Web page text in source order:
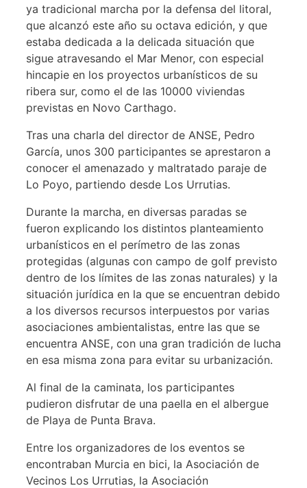
ya tradicional marcha por la defensa del litoral,
que alcanzó este año su octava edición, y que
estaba dedicada a la delicada situación que
sigue atravesando el Mar Menor, con especial
hincapie en los proyectos urbanísticos de su
ribera sur, como el de las 10000 viviendas
previstas en Novo Carthago.
Tras una charla del director de ANSE, Pedro
García, unos 300 participantes se aprestaron a
conocer el amenazado y maltratado paraje de
Lo Poyo, partiendo desde Los Urrutias.
Durante la marcha, en diversas paradas se
fueron explicando los distintos planteamiento
urbanísticos en el perímetro de las zonas
protegidas (algunas con campo de golf previsto
dentro de los límites de las zonas naturales) y la
situación jurídica en la que se encuentran debido
a los diversos recursos interpuestos por varias
asociaciones ambientalistas, entre las que se
encuentra ANSE, con una gran tradición de lucha
en esa misma zona para evitar su urbanización.
Al final de la caminata, los participantes
pudieron disfrutar de una paella en el albergue
de Playa de Punta Brava.
Entre los organizadores de los eventos se
encontraban Murcia en bici, la Asociación de
Vecinos Los Urrutias, la Asociación